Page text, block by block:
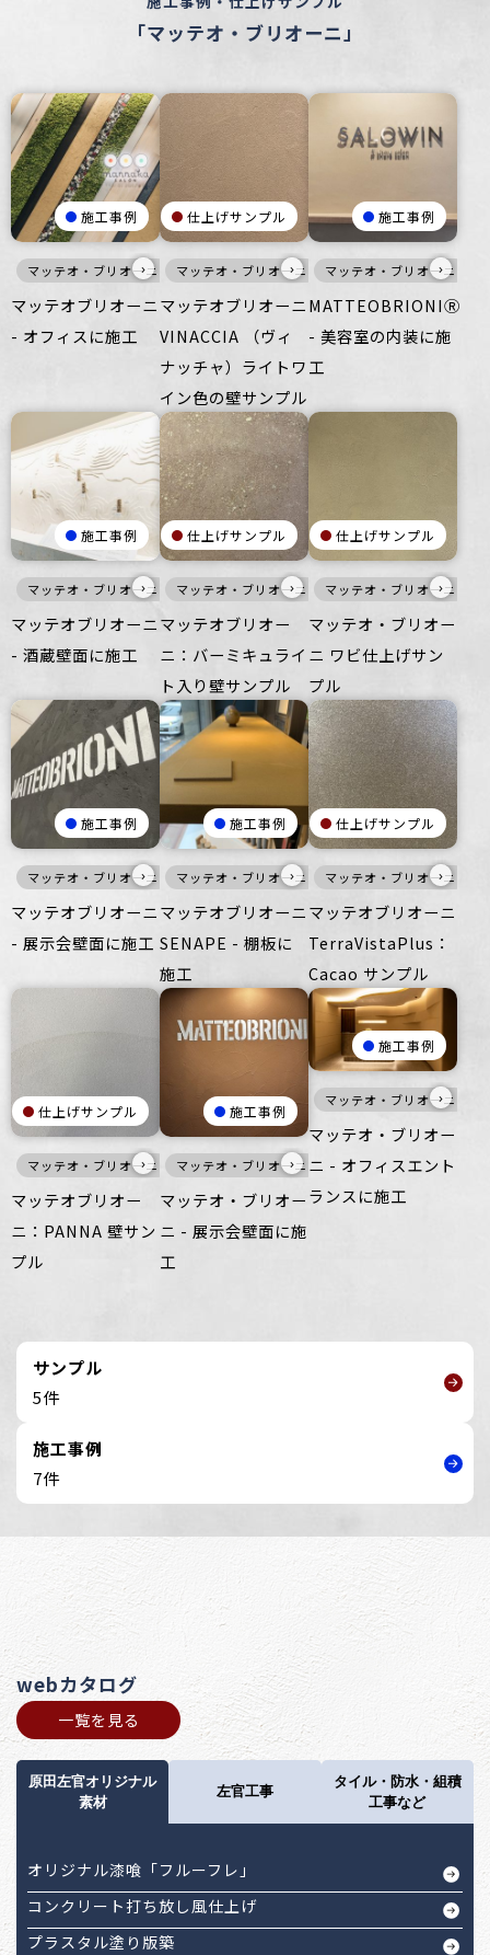
「マッテオ・ブリオーニ」
施工事例
マッテオ・ブリオーニ 暖色 家具・什器
›
マッテオブリオーニ
- オフィスに施工
仕上げサンプル
マッテオ・ブリオーニ 暖色 壁
›
マッテオブリオーニ
VINACCIA （ヴィ
ナッチャ）ライトワ
イン色の壁サンプル
施工事例
マッテオ・ブリオーニ
›
MATTEOBRIONIⓇ
- 美容室の内装に施
工
施工事例
マッテオ・ブリオーニ 白 壁
›
マッテオブリオーニ
- 酒蔵壁面に施工
仕上げサンプル
マッテオ・ブリオーニ 暖色 壁
›
マッテオブリオー
ニ：バーミキュライ
ト入り壁サンプル
仕上げサンプル
マッテオ・ブリオーニ
›
マッテオ・ブリオー
ニ ワビ仕上げサン
プル
施工事例
マッテオ・ブリオーニ 白 黒 壁
›
マッテオブリオーニ
- 展示会壁面に施工
施工事例
マッテオ・ブリオーニ 暖色 家具・什器
›
マッテオブリオーニ
SENAPE - 棚板に
施工
仕上げサンプル
マッテオ・ブリオーニ
›
マッテオブリオーニ
TerraVistaPlus：
Cacao サンプル
仕上げサンプル
マッテオ・ブリオーニ 灰 壁
›
マッテオブリオー
ニ：PANNA 壁サン
プル
施工事例
マッテオ・ブリオーニ 壁
›
マッテオ・ブリオー
ニ - 展示会壁面に施
工
施工事例
マッテオ・ブリオーニ
›
マッテオ・ブリオー
ニ - オフィスエント
ランスに施工
サンプル
5件
施工事例
7件
webカタログ
一覧を見る
原田左官オリジナル
素材
左官工事
タイル・防水・組積
工事など
オリジナル漆喰「フルーフレ」
コンクリート打ち放し風仕上げ
プラスタル塗り版築